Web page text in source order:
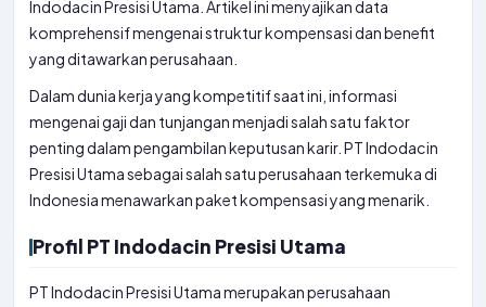
Indodacin Presisi Utama. Artikel ini menyajikan data
komprehensif mengenai struktur kompensasi dan benefit
yang ditawarkan perusahaan.
Dalam dunia kerja yang kompetitif saat ini, informasi
mengenai gaji dan tunjangan menjadi salah satu faktor
penting dalam pengambilan keputusan karir. PT Indodacin
Presisi Utama sebagai salah satu perusahaan terkemuka di
Indonesia menawarkan paket kompensasi yang menarik.
Profil PT Indodacin Presisi Utama
PT Indodacin Presisi Utama merupakan perusahaan